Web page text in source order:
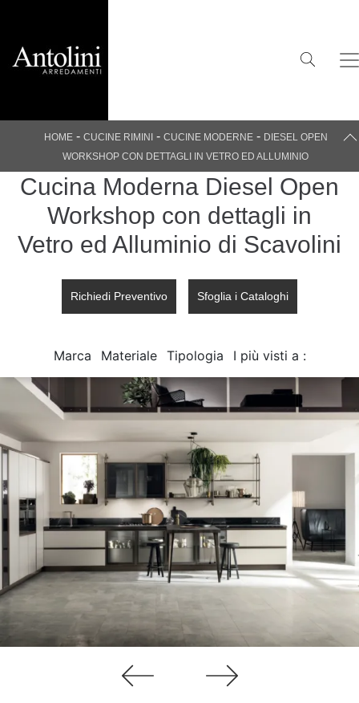
HOME- CUCINE RIMINI - CUCINE MODERNE - DIESEL OPEN
WORKSHOP CON DETTAGLI IN VETRO ED ALLUMINIO
Cucina Moderna Diesel Open
Workshop con dettagli in
Vetro ed Alluminio di Scavolini
Richiedi Preventivo Sfoglia i Cataloghi
Marca Materiale Tipologia I più visti a :